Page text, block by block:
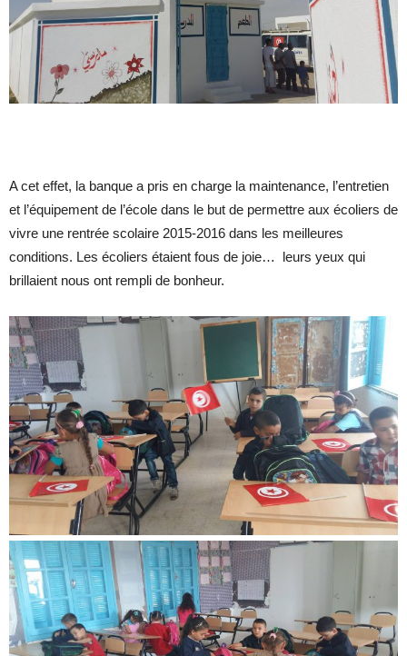
A cet effet, la banque a pris en charge la maintenance, l’entretien
et l’équipement de l’école dans le but de permettre aux écoliers de
vivre une rentrée scolaire 2015-2016 dans les meilleures
conditions. Les écoliers étaient fous de joie… leurs yeux qui
brillaient nous ont rempli de bonheur.